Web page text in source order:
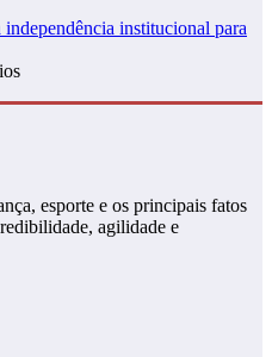
institucional para
esporte e os principais fatos
agilidade e